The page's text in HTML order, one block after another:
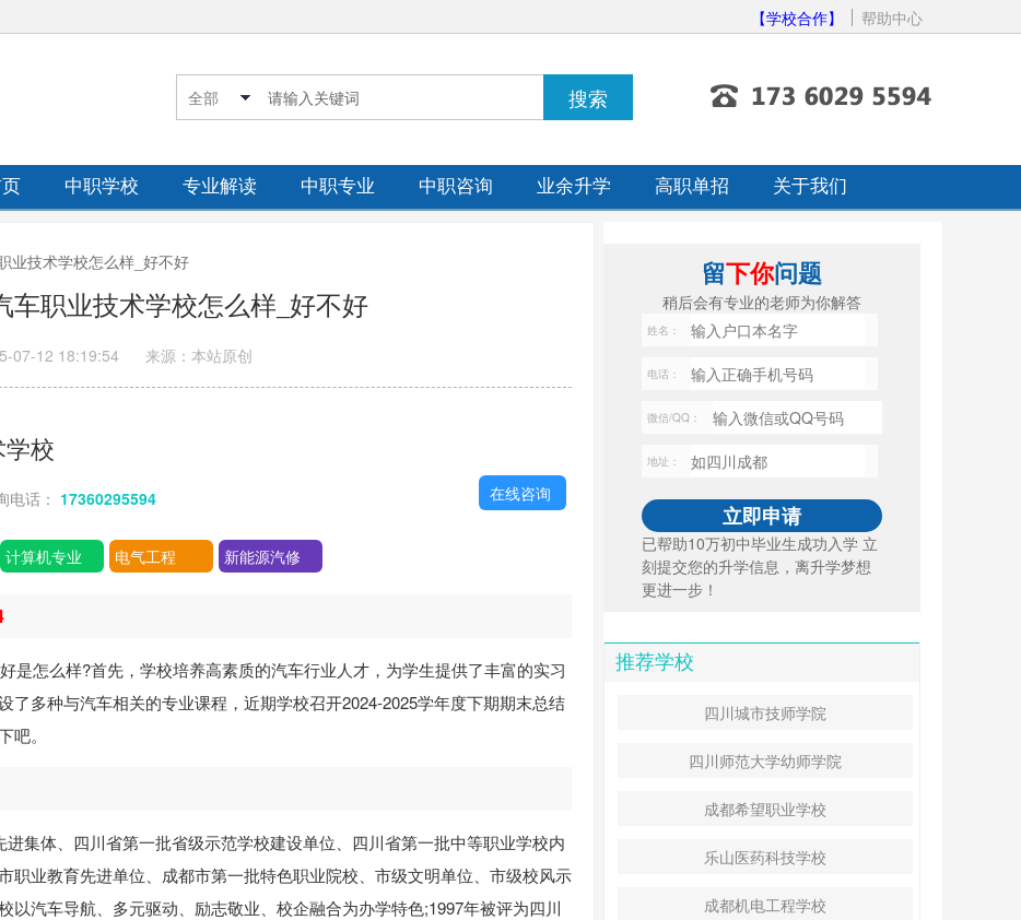
【学校合作】 帮助中心
中职学校 专业解读 中职专业 中职咨询 业余升学 高职单招 关于我们
业技术学校怎么样_好不好
车职业技术学校怎么样_好不好
07-12 18:19:54 来源：本站原创
校
电话： 17360295594
计算机专业 电气工程 新能源汽修
在线咨询
是怎么样?首先，学校培养高素质的汽车行业人才，为学生提供了丰富的实习
了多种与汽车相关的专业课程，近期学校召开2024-2025学年度下期期末总结
。
集体、四川省第一批省级示范学校建设单位、四川省第一批中等职业学校内
职业教育先进单位、成都市第一批特色职业院校、市级文明单位、市级校风示
以汽车导航、多元驱动、励志敬业、校企融合为办学特色;1997年被评为四川
留下你问题
稍后会有专业的老师为你解答
姓名：
电话：
微信/QQ：
地址：
已帮助10万初中毕业生成功入学 立
刻提交您的升学信息，离升学梦想
更进一步！
推荐学校
四川城市技师学院
四川师范大学幼师学院
成都希望职业学校
乐山医药科技学校
成都机电工程学校